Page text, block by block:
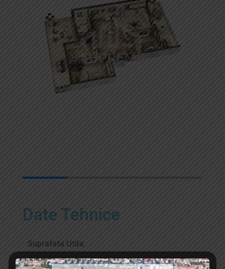
Date Tehnice
Suprafata Utila:
Living: